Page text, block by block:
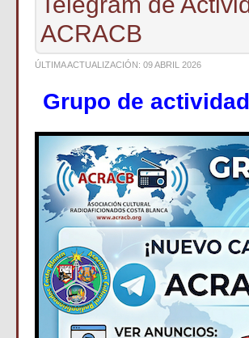
ACRACB
ÚLTIMA ACTUALIZACIÓN: 09 ABRIL 2026
Grupo de